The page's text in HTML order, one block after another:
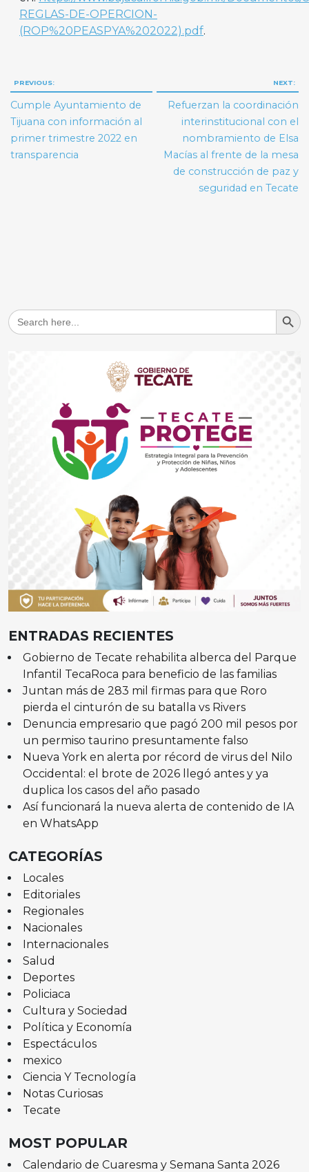
REGLAS-DE-OPERCION-
(ROP%20PEASPYA%202022).pdf.
Navegación
de
entradas
PREVIOUS:
Cumple Ayuntamiento de
Tijuana con información al
primer trimestre 2022 en
transparencia
NEXT:
Refuerzan la coordinación
interinstitucional con el
nombramiento de Elsa
Macías al frente de la mesa
de construcción de paz y
seguridad en Tecate
Search
for:
Search
ENTRADAS RECIENTES
Gobierno de Tecate rehabilita alberca del Parque
Infantil TecaRoca para beneficio de las familias
Juntan más de 283 mil firmas para que Roro
pierda el cinturón de su batalla vs Rivers
Denuncia empresario que pagó 200 mil pesos por
un permiso taurino presuntamente falso
Nueva York en alerta por récord de virus del Nilo
Occidental: el brote de 2026 llegó antes y ya
duplica los casos del año pasado
Así funcionará la nueva alerta de contenido de IA
en WhatsApp
CATEGORÍAS
Locales
Editoriales
Regionales
Nacionales
Internacionales
Salud
Deportes
Policiaca
Cultura y Sociedad
Política y Economía
Espectáculos
mexico
Ciencia Y Tecnología
Notas Curiosas
Tecate
MOST POPULAR
Calendario de Cuaresma y Semana Santa 2026